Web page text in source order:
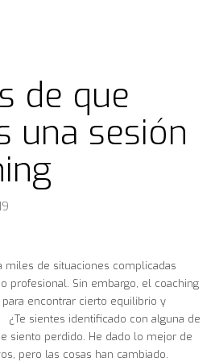
de que
una sesión
miles de situaciones complicadas
profesional. Sin embargo, el coaching
encontrar cierto equilibrio y
sientes identificado con alguna de
siento perdido. He dado lo mejor de
pero las cosas han cambiado.